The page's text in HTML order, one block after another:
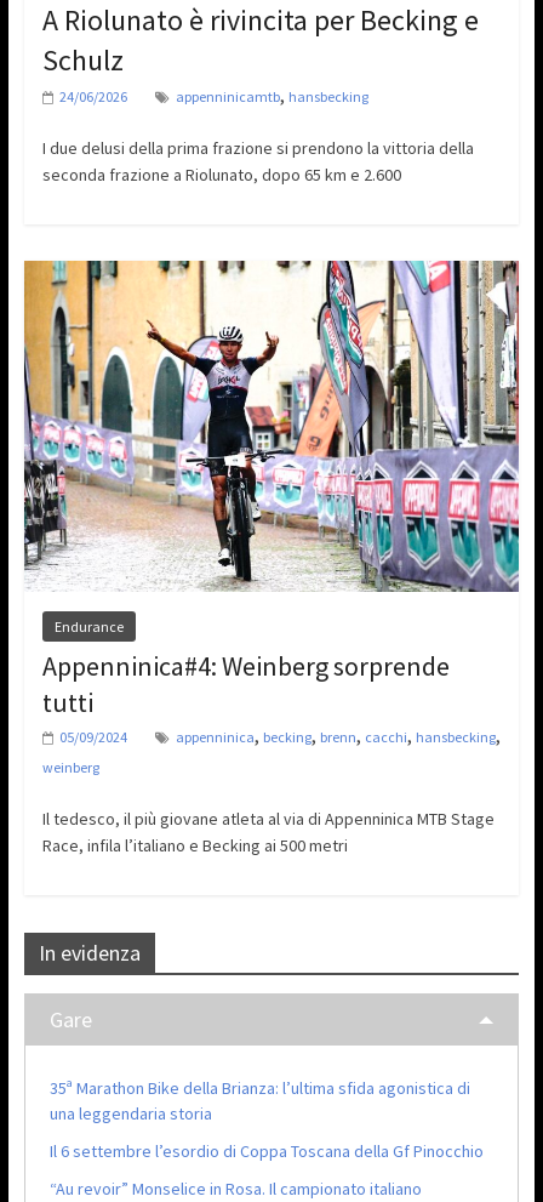
A Riolunato è rivincita per Becking e
Schulz
24/06/2026 appenninicamtb, hansbecking
I due delusi della prima frazione si prendono la vittoria della
seconda frazione a Riolunato, dopo 65 km e 2.600
Endurance
Appenninica#4: Weinberg sorprende
tutti
05/09/2024 appenninica, becking, brenn, cacchi, hansbecking,
weinberg
Il tedesco, il più giovane atleta al via di Appenninica MTB Stage
Race, infila l’italiano e Becking ai 500 metri
In evidenza
Gare
35ª Marathon Bike della Brianza: l’ultima sfida agonistica di
una leggendaria storia
Il 6 settembre l’esordio di Coppa Toscana della Gf Pinocchio
“Au revoir” Monselice in Rosa. Il campionato italiano